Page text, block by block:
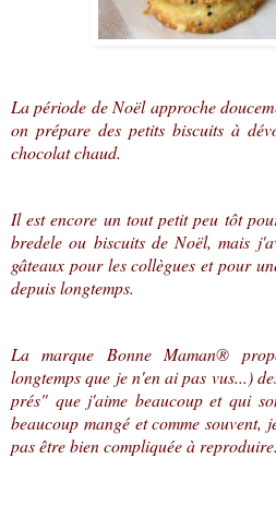
La période de Noël approche
on prépare des petits biscuits à
chocolat chaud.
Il est encore un tout petit peu tôt
bredele ou biscuits de Noël, mais
gâteaux pour les collègues et pour
depuis longtemps.
La marque Bonne Maman®
longtemps que je n'en ai pas vus...)
prés" que j'aime beaucoup et qui
beaucoup mangé et comme souvent,
pas être bien compliquée à reproduire.